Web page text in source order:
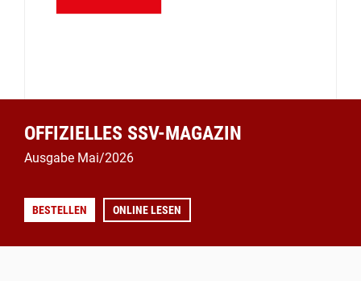
OFFIZIELLES SSV-MAGAZIN
Ausgabe Mai/2026
BESTELLEN ONLINE LESEN